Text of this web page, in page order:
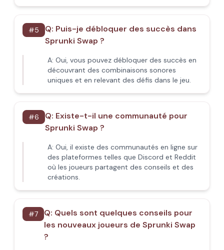
#5 Q: Puis-je débloquer des succès dans
Sprunki Swap ?
A: Oui, vous pouvez débloquer des succès en
découvrant des combinaisons sonores
uniques et en relevant des défis dans le jeu.
#6 Q: Existe-t-il une communauté pour
Sprunki Swap ?
A: Oui, il existe des communautés en ligne sur
des plateformes telles que Discord et Reddit
où les joueurs partagent des conseils et des
créations.
#7 Q: Quels sont quelques conseils pour
les nouveaux joueurs de Sprunki Swap
?